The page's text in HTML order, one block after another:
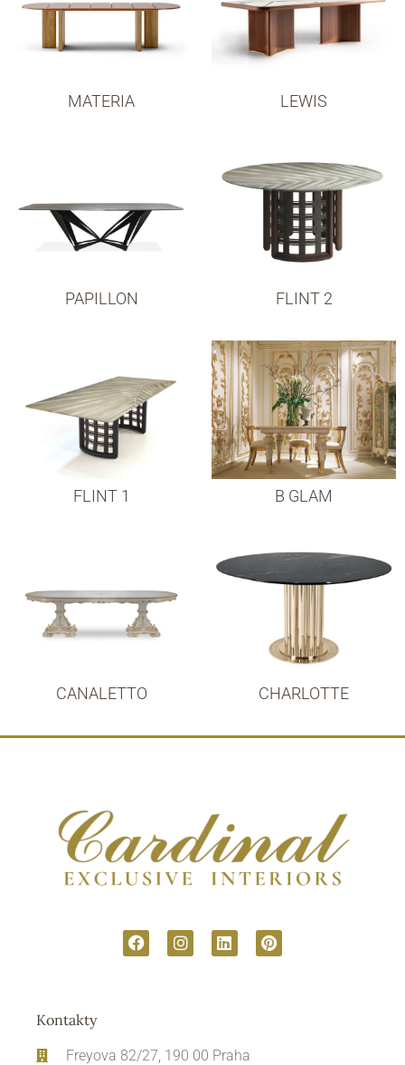
MATERIA LEWIS
PAPILLON FLINT 2
FLINT 1 B GLAM
CANALETTO CHARLOTTE
Kontakty
Freyova 82/27, 190 00 Praha